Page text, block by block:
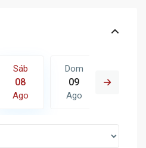
Sáb
08
Ago
Dom
09
Ago